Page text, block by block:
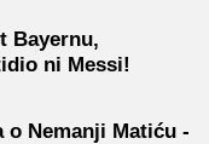
Bayernu,
ni Messi!
Nemanji Matiću -